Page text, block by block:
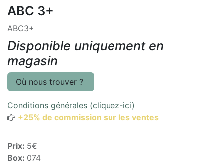
ABC 3+
ABC3+
Disponible uniquement en
magasin
Où nous trouver ?
Conditions générales (cliquez-ici)
+25% de commission sur les ventes
Prix: 5€
Box: 074